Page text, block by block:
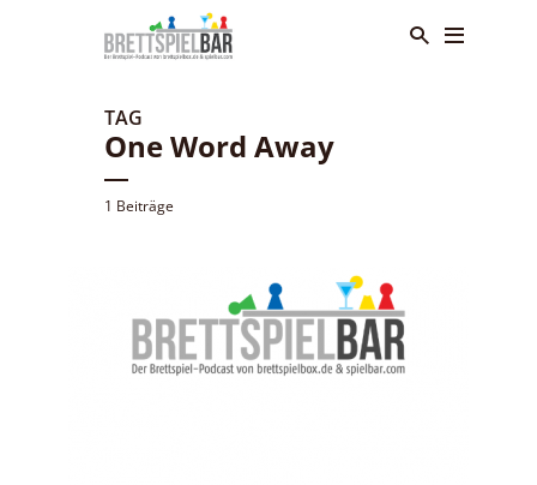
TAG
One Word Away
1 Beiträge